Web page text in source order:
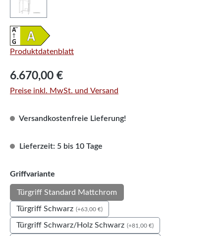
Produktdatenblatt
Regulärer Preis:
6.670,00 €
Preise inkl. MwSt. und Versand
Versandkostenfreie Lieferung!
Lieferzeit: 5 bis 10 Tage
Griffvariante
Türgriff Standard Mattchrom
Türgriff Schwarz (+63,00 €)
Türgriff Schwarz/Holz Schwarz (+81,00 €)